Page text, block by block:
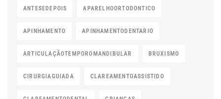
ANTESEDEPOIS APARELHOORTODONTICO
APINHAMENTO APINHAMENTODENTARIO
ARTICULAÇÃOTEMPOROMANDIBULAR BRUXISMO
CIRURGIAGUIADA CLAREAMENTOASSISTIDO